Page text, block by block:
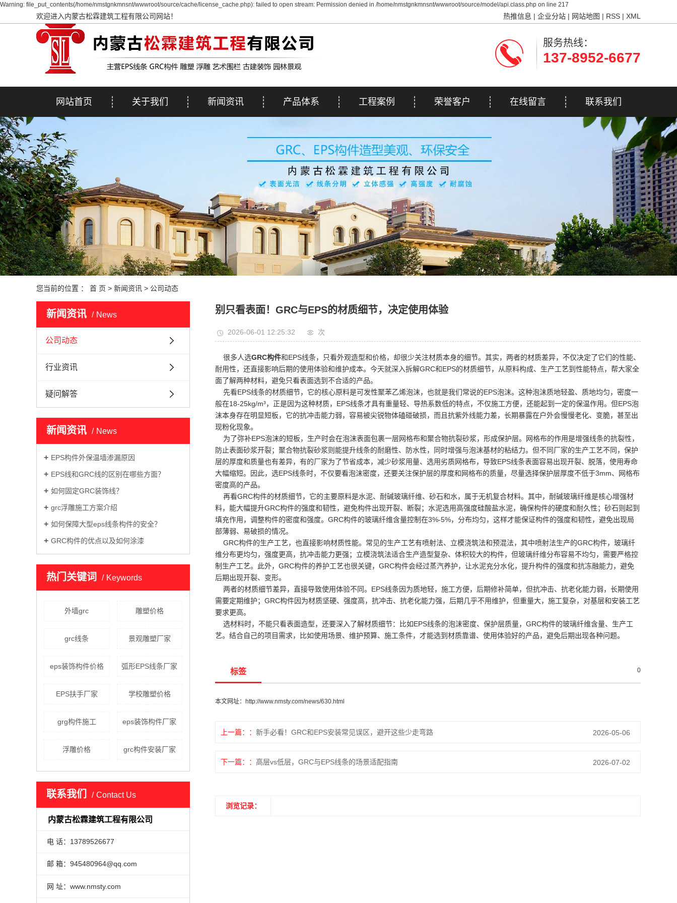
Warning: file_put_contents(/home/nmstgnkmnsnt/wwwroot/source/cache/license_cache.php): failed to open stream: Permission denied in /home/nmstgnkmnsnt/wwwroot/source/model/api.class.php on line 217
欢迎进入内蒙古松霖建筑工程有限公司网站！ 热推信息 | 企业分站 | 网站地图 | RSS | XML
服务热线：
137-8952-6677
网站首页 关于我们 新闻资讯 产品体系
GRC&彩色GRC
GRG系列
雕塑系列
浮雕系列
艺术围栏
古建装饰
园林景观
工程案例
施工案例
荣誉客户 在线留言 联系我们
联系我们
您当前的位置 ： 首 页 > 新闻资讯 > 公司动态
新闻资讯 News
公司动态
行业资讯
疑问解答
新闻资讯 News
EPS构件外保温墙渗漏原因
EPS线和GRC线的区别在哪些方面？
如何固定GRC装饰线？
grc浮雕施工方案介绍
如何保障大型eps线条构件的安全？
GRC构件的优点以及如何涂漆
热门关键词 Keywords
外墙grc 雕塑价格
grc线条 景观雕塑厂家
eps装饰构件价格 弧形EPS线条厂家
EPS扶手厂家 学校雕塑价格
grg构件施工 eps装饰构件厂家
浮雕价格 grc构件安装厂家
联系我们 Contact Us
内蒙古松霖建筑工程有限公司
电 话：13789526677
邮 箱：945480964@qq.com
网 址：www.nmsty.com
别只看表面！GRC与EPS的材质细节，决定使用体验
2026-06-01 12:25:32 次
很多人选GRC构件和EPS线条，只看外观造型和价格，却很少关注材质本身的细节。其实，两者的材质差异，不仅决定了它们的性能、
耐用性，还直接影响后期的使用体验和维护成本。今天就深入拆解GRC和EPS的材质细节，从原料构成、生产工艺到性能特点，帮大家全
面了解两种材料，避免只看表面选到不合适的产品。
先看EPS线条的材质细节，它的核心原料是可发性聚苯乙烯泡沫，也就是我们常说的EPS泡沫。这种泡沫质地轻盈、质地均匀，密度一
般在18-25kg/m³，正是因为这种材质，EPS线条才具有重量轻、导热系数低的特点，不仅施工方便，还能起到一定的保温作用。但EPS泡
沫本身存在明显短板，它的抗冲击能力弱，容易被尖锐物体磕碰破损，而且抗紫外线能力差，长期暴露在户外会慢慢老化、变脆，甚至出
现粉化现象。
为了弥补EPS泡沫的短板，生产时会在泡沫表面包裹一层网格布和聚合物抗裂砂浆，形成保护层。网格布的作用是增强线条的抗裂性，
防止表面砂浆开裂；聚合物抗裂砂浆则能提升线条的耐磨性、防水性，同时增强与泡沫基材的粘结力。但不同厂家的生产工艺不同，保护
层的厚度和质量也有差异，有的厂家为了节省成本，减少砂浆用量、选用劣质网格布，导致EPS线条表面容易出现开裂、脱落，使用寿命
大幅缩短。因此，选EPS线条时，不仅要看泡沫密度，还要关注保护层的厚度和网格布的质量，尽量选择保护层厚度不低于3mm、网格布
密度高的产品。
再看GRC构件的材质细节，它的主要原料是水泥、耐碱玻璃纤维、砂石和水，属于无机复合材料。其中，耐碱玻璃纤维是核心增强材
料，能大幅提升GRC构件的强度和韧性，避免构件出现开裂、断裂；水泥选用高强度硅酸盐水泥，确保构件的硬度和耐久性；砂石则起到
填充作用，调整构件的密度和强度。GRC构件的玻璃纤维含量控制在3%-5%，分布均匀，这样才能保证构件的强度和韧性，避免出现局
部薄弱、易破损的情况。
GRC构件的生产工艺，也直接影响材质性能。常见的生产工艺有喷射法、立模浇筑法和预混法，其中喷射法生产的GRC构件，玻璃纤
维分布更均匀，强度更高，抗冲击能力更强；立模浇筑法适合生产造型复杂、体积较大的构件，但玻璃纤维分布容易不均匀，需要严格控
制生产工艺。此外，GRC构件的养护工艺也很关键，GRC构件会经过蒸汽养护，让水泥充分水化，提升构件的强度和抗冻融能力，避免
后期出现开裂、变形。
两者的材质细节差异，直接导致使用体验不同。EPS线条因为质地轻，施工方便，后期修补简单，但抗冲击、抗老化能力弱，长期使用
需要定期维护；GRC构件因为材质坚硬、强度高，抗冲击、抗老化能力强，后期几乎不用维护，但重量大，施工复杂，对基层和安装工艺
要求更高。
选材料时，不能只看表面造型，还要深入了解材质细节：比如EPS线条的泡沫密度、保护层质量，GRC构件的玻璃纤维含量、生产工
艺。结合自己的项目需求，比如使用场景、维护预算、施工条件，才能选到材质靠谱、使用体验好的产品，避免后期出现各种问题。
标签 0
本文网址： http://www.nmsty.com/news/630.html
上一篇： 新手必看！GRC和EPS安装常见误区，避开这些少走弯路 2026-05-06
下一篇： 高层vs低层，GRC与EPS线条的场景适配指南 2026-07-02
浏览记录：